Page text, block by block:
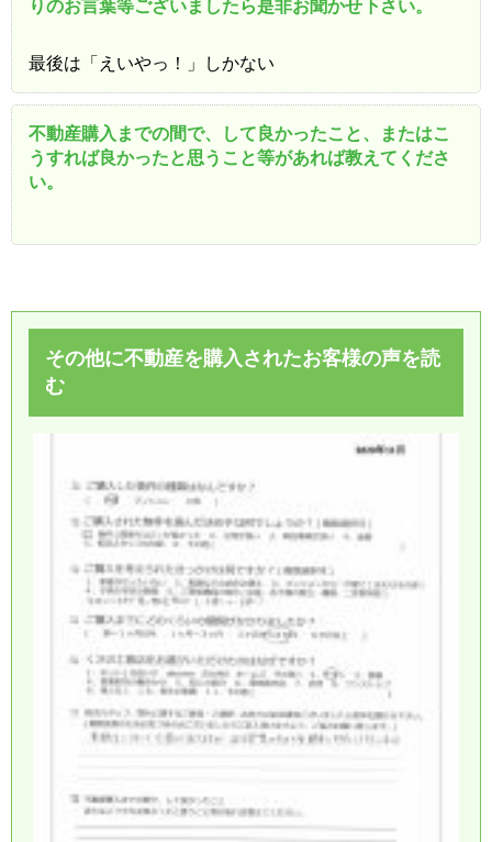
りのお言葉等ございましたら是非お聞かせ下さい。
最後は「えいやっ！」しかない
不動産購入までの間で、して良かったこと、またはこ
うすれば良かったと思うこと等があれば教えてくださ
い。
その他に不動産を購入されたお客様の声を読
む